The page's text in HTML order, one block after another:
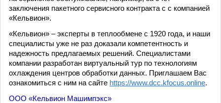
заключения пакетного сервисного контракта с с компанией
«Кельвион».
«Кельвион» – эксперты в теплообмене с 1920 года, и наши
специалисты уже не раз доказали компетентность и
надежность предлагаемых решений. Специалистами
компании разработан виртуальный тур по технологиям
охлаждения центров обработки данных. Приглашаем Вас
ознакомиться с ним на сайте https://www.dcc.kfocus.online.
ООО «Кельвион Машимпэкс»